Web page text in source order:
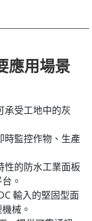
應用場景
承受工地中的灰
時監控作物、生產
性的防水工業面板
。
輸入的堅固型面
械。